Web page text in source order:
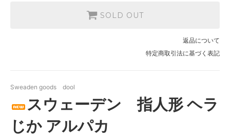
SOLD OUT
返品について
特定商取引法に基づく表記
Sweaden goods dool
スウェーデン 指人形 ヘラ
じか アルパカ